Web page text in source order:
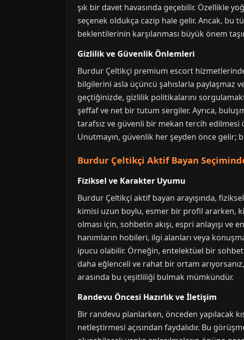
şık bir davet havasında geçebilir. Özellikle
seçenek oldukça cazip hale gelir. Ancak, bu
beklentilerinin karşılanması büyük önem
Gizlilik ve Güvenlik Önlemleri
Burdur Çeltikçi premium escort
bilgilerini asla üçüncü şahıslarla paylaşmaz
geçtiğinizde, gizlilik politikalarını
şeffaf ve net bir tutum sergiler. Ayrıca,
tarafsız ve güvenli bir mekan tercih
Unutmayın, güvenlik her şeyden önce gelir;
Burdur Çeltikçi Aktif Bayan
Fiziksel ve Karakter Uyumu
Burdur Çeltikçi aktif bayan arayışında,
kimisi uzun boylu, esmer bir profil ararken,
olması için, sohbetin akışı, espri anlayışı
hanımların hobileri, ilgi alanları veya
ipucu olabilir. Örneğin, entelektüel bir
daha eğlenceli ve rahat bir ortam
arasında bu çeşitliliği bulmak mümkündür.
Randevu Öncesi Hazırlık ve İletişim
Bir randevu planlarken, önceden yapılacak
netleştirmesi açısından faydalıdır. Bu